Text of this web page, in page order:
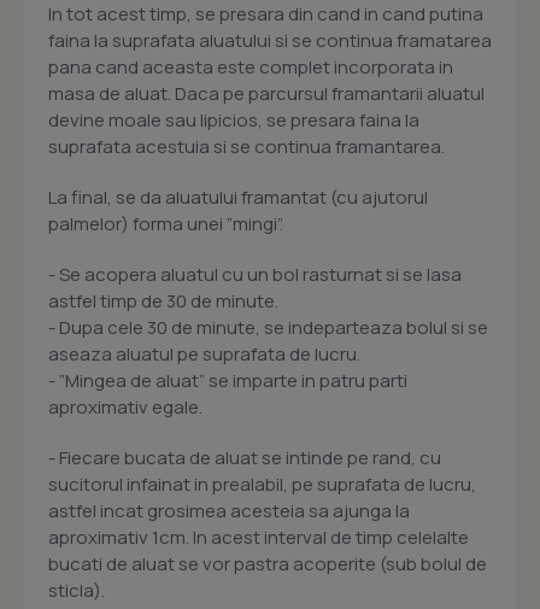
In tot acest timp, se presara din cand in cand putina
faina la suprafata aluatului si se continua framatarea
pana cand aceasta este complet incorporata in
masa de aluat. Daca pe parcursul framantarii aluatul
devine moale sau lipicios, se presara faina la
suprafata acestuia si se continua framantarea.
La final, se da aluatului framantat (cu ajutorul
palmelor) forma unei ”mingi”.
- Se acopera aluatul cu un bol rasturnat si se lasa
astfel timp de 30 de minute.
- Dupa cele 30 de minute, se indeparteaza bolul si se
aseaza aluatul pe suprafata de lucru.
- ”Mingea de aluat” se imparte in patru parti
aproximativ egale.
- Fiecare bucata de aluat se intinde pe rand, cu
sucitorul infainat in prealabil, pe suprafata de lucru,
astfel incat grosimea acesteia sa ajunga la
aproximativ 1cm. In acest interval de timp celelalte
bucati de aluat se vor pastra acoperite (sub bolul de
sticla).